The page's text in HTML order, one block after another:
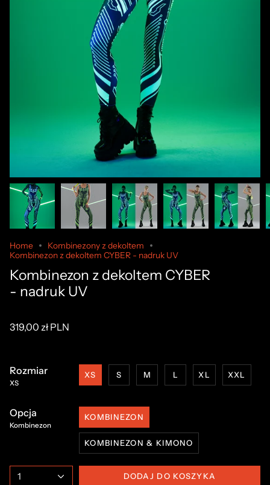
Home
Kombinezony z dekoltem
Kombinezon z dekoltem CYBER - nadruk UV
Kombinezon z dekoltem CYBER
- nadruk UV
319,00 zł PLN
Rozmiar
XS
XS S M L XL XXL
Opcja
Kombinezon
KOMBINEZON
KOMBINEZON & KIMONO
1 DODAJ DO KOSZYKA